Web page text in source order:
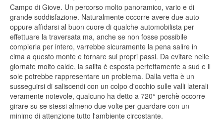
Campo di Giove. Un percorso molto panoramico, vario e di
grande soddisfazione. Naturalmente occorre avere due auto
oppure affidarsi al buon cuore di qualche automobilista per
effettuare la traversata ma, anche se non fosse possibile
compierla per intero, varrebbe sicuramente la pena salire in
cima a questo monte e tornare sui propri passi. Da evitare nelle
giornate molto calde, la salita è esposta perfettamente a sud e il
sole potrebbe rappresentare un problema. Dalla vetta è un
susseguirsi di saliscendi con un colpo d'occhio sulle valli laterali
veramente notevole, qualcuno ha detto a 720° perchè occorre
girare su se stessi almeno due volte per guardare con un
minimo di attenzione tutto l'ambiente circostante.